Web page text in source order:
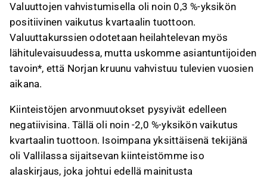
Valuuttojen vahvistumisella oli noin 0,3 %-yksikön
positiivinen vaikutus kvartaalin tuottoon.
Valuuttakurssien odotetaan heilahtelevan myös
lähitulevaisuudessa, mutta uskomme asiantuntijoiden
tavoin*, että Norjan kruunu vahvistuu tulevien vuosien
aikana.
Kiinteistöjen arvonmuutokset pysyivät edelleen
negatiivisina. Tällä oli noin -2,0 %-yksikön vaikutus
kvartaalin tuottoon. Isoimpana yksittäisenä tekijänä
oli Vallilassa sijaitsevan kiinteistömme iso
alaskirjaus, joka johtui edellä mainitusta